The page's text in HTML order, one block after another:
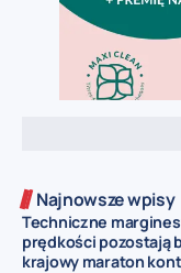
Najnowsze wpisy
Techniczne
prędkości pozostają
krajowy maraton